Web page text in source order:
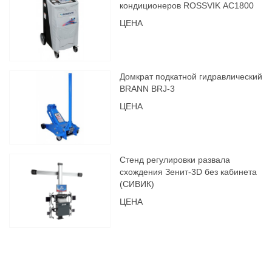
кондиционеров ROSSVIK АС1800
ЦЕНА
Домкрат подкатной гидравлический
BRANN BRJ-3
ЦЕНА
Стенд регулировки развала
схождения Зенит-3D без кабинета
(СИВИК)
ЦЕНА